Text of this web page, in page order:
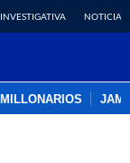
NOTICIAS
MILLONARIOS